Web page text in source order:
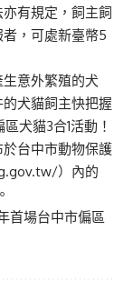
有規定，飼主飼
，可處新臺幣5
意外繁殖的犬
犬貓飼主快把握
犬貓3合1活動！
台中市動物保護
）內的
場台中市偏區